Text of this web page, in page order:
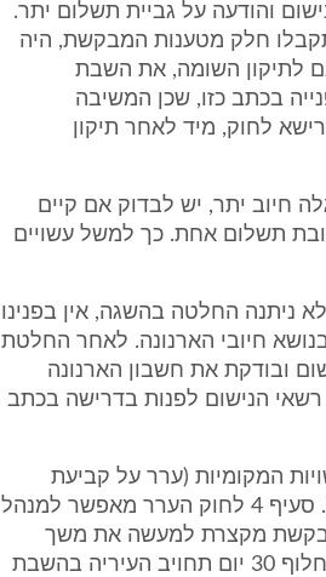
והודעה על גביית תשלום יתר.
חלק מטענות המבקשת, היה
לתיקון השומה, את השבת
בכתב כזו, שכן המשיבה
מיוזמתה פעלה להשבת חיובי היתר, על פי סעיף 6 רישא לחוק, מיד לאחר תיקון
חיוב יתר, יש לבדוק אם קיים
תשלום אחת. כך למשל עשויים
ניתנה החלטה בהשגה, אין בפנינו
חיובי הארנונה. לאחר החלטת
ובודקת את חשבון הארנונה
הנישום לפנות בדרישה בכתב
המקומיות (ערר על קביעת
ארנונה כללית), התשל"ז-1967 (להלן: "חוק הערר"). סעיף 4 לחוק הערר מאפשר למנהל
המבקשת מקצרת למעשה את משך
הזמן שניתן לבחינת ההשגה ל-30 יום בלבד, שכן בחלוף 30 יום תחויב העיריה בהשבת